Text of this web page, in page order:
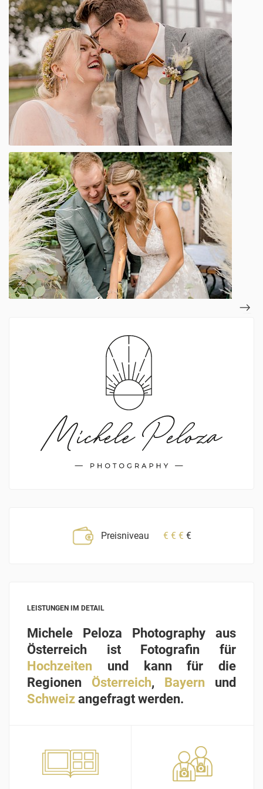
Preisniveau € € € €
LEISTUNGEN IM DETAIL
Michele Peloza Photography aus
Österreich ist Fotografin für
Hochzeiten und kann für die
Regionen Österreich, Bayern und
Schweiz angefragt werden.